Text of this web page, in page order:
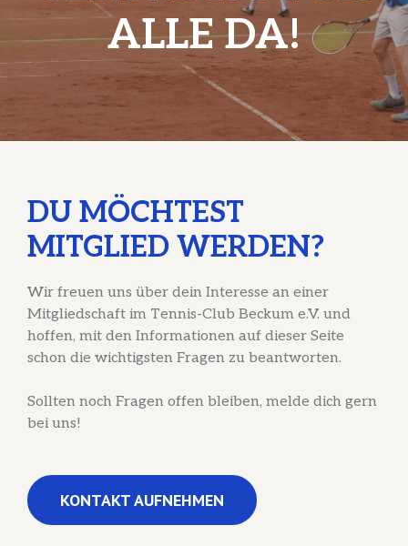
ALLE DA!
DU MÖCHTEST
MITGLIED WERDEN?
Wir freuen uns über dein Interesse an einer
Mitgliedschaft im Tennis-Club Beckum e.V. und
hoffen, mit den Informationen auf dieser Seite
schon die wichtigsten Fragen zu beantworten.
Sollten noch Fragen offen bleiben, melde dich gern
bei uns!
KONTAKT AUFNEHMEN